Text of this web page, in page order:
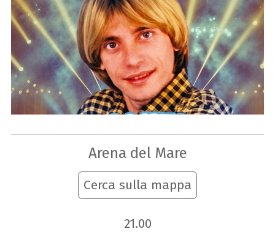
Arena del Mare
Cerca sulla mappa
21.00